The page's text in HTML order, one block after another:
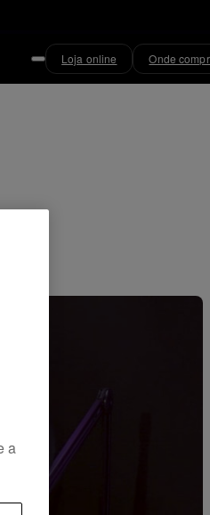
Loja online Onde
a